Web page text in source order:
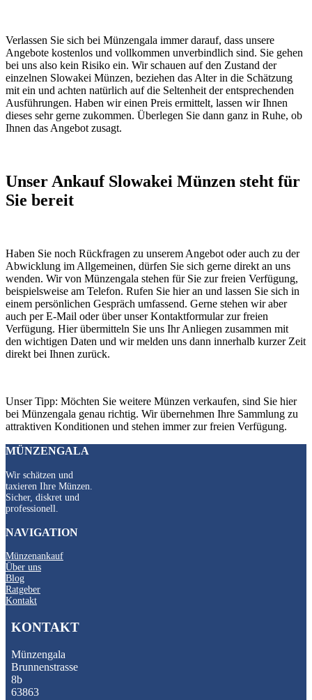
Verlassen Sie sich bei Münzengala immer darauf, dass unsere
Angebote kostenlos und vollkommen unverbindlich sind. Sie gehen
bei uns also kein Risiko ein. Wir schauen auf den Zustand der
einzelnen Slowakei Münzen, beziehen das Alter in die Schätzung
mit ein und achten natürlich auf die Seltenheit der entsprechenden
Ausführungen. Haben wir einen Preis ermittelt, lassen wir Ihnen
dieses sehr gerne zukommen. Überlegen Sie dann ganz in Ruhe, ob
Ihnen das Angebot zusagt.
Unser Ankauf Slowakei Münzen steht für
Sie bereit
Haben Sie noch Rückfragen zu unserem Angebot oder auch zu der
Abwicklung im Allgemeinen, dürfen Sie sich gerne direkt an uns
wenden. Wir von Münzengala stehen für Sie zur freien Verfügung,
beispielsweise am Telefon. Rufen Sie hier an und lassen Sie sich in
einem persönlichen Gespräch umfassend. Gerne stehen wir aber
auch per E-Mail oder über unser Kontaktformular zur freien
Verfügung. Hier übermitteln Sie uns Ihr Anliegen zusammen mit
den wichtigen Daten und wir melden uns dann innerhalb kurzer Zeit
direkt bei Ihnen zurück.
Unser Tipp: Möchten Sie weitere Münzen verkaufen, sind Sie hier
bei Münzengala genau richtig. Wir übernehmen Ihre Sammlung zu
attraktiven Konditionen und stehen immer zur freien Verfügung.
MÜNZENGALA
Wir schätzen und
taxieren Ihre Münzen.
Sicher, diskret und
professionell.
NAVIGATION
Münzenankauf
Über uns
Blog
Ratgeber
Kontakt
KONTAKT
Münzengala
Brunnenstrasse
8b
63863